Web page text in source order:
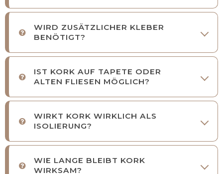
WIRD ZUSÄTZLICHER KLEBER
BENÖTIGT?
IST KORK AUF TAPETE ODER
ALTEN FLIESEN MÖGLICH?
WIRKT KORK WIRKLICH ALS
ISOLIERUNG?
WIE LANGE BLEIBT KORK
WIRKSAM?